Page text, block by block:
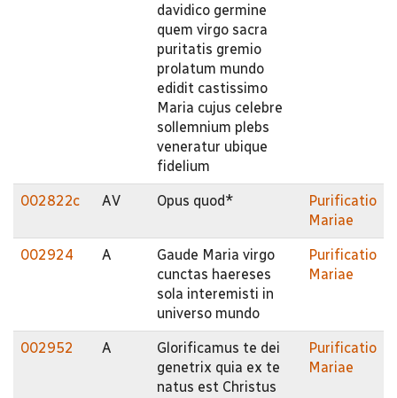
davidico germine
quem virgo sacra
puritatis gremio
prolatum mundo
edidit castissimo
Maria cujus celebre
sollemnium plebs
veneratur ubique
fidelium
002822c AV Opus quod*
Purificatio
Mariae
002924 A
Gaude Maria virgo
cunctas haereses
sola interemisti in
universo mundo
Purificatio
Mariae
002952 A
Glorificamus te dei
genetrix quia ex te
natus est Christus
Purificatio
Mariae